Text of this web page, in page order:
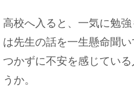
高校へ入ると、一気に勉
は先生の話を一生懸命聞
つかずに不安を感じてい
うか。